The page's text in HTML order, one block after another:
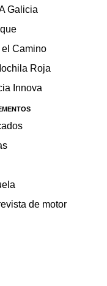
Galicia
Camino
Roja
Innova
de motor